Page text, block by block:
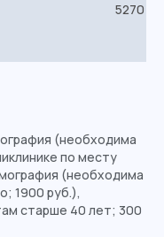
5270
(необходима
по месту
(необходима
1900 руб.),
старше 40 лет; 300